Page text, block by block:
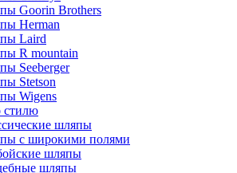
Goorin Brothers
Herman
Laird
R mountain
Seeberger
Stetson
Wigens
шляпы
с широкими полями
шляпы
шляпы